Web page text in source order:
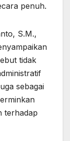
penuh.
S.M.,
tidak
sebagai
terhadap